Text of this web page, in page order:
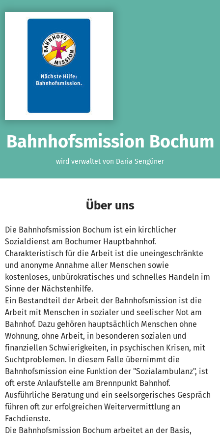
Bahnhofsmission Bochum
wird verwaltet von Daria Sengüner
Über uns
Die Bahnhofsmission Bochum ist ein kirchlicher
Sozialdienst am Bochumer Hauptbahnhof.
Charakteristisch für die Arbeit ist die uneingeschränkte
und anonyme Annahme aller Menschen sowie
kostenloses, unbürokratisches und schnelles Handeln im
Sinne der Nächstenhilfe.
Ein Bestandteil der Arbeit der Bahnhofsmission ist die
Arbeit mit Menschen in sozialer und seelischer Not am
Bahnhof. Dazu gehören hauptsächlich Menschen ohne
Wohnung, ohne Arbeit, in besonderen sozialen und
finanziellen Schwierigkeiten, in psychischen Krisen, mit
Suchtproblemen. In diesem Falle übernimmt die
Bahnhofsmission eine Funktion der "Sozialambulanz", ist
oft erste Anlaufstelle am Brennpunkt Bahnhof.
Ausführliche Beratung und ein seelsorgerisches Gespräch
führen oft zur erfolgreichen Weitervermittlung an
Fachdienste.
Die Bahnhofsmission Bochum arbeitet an der Basis,